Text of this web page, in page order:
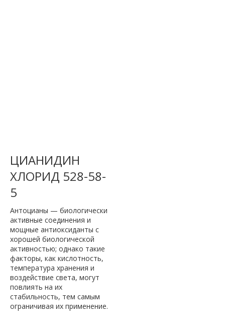
ЦИАНИДИН
ХЛОРИД 528-58-
5
Антоцианы — биологически
активные соединения и
мощные антиоксиданты с
хорошей биологической
активностью; однако такие
факторы, как кислотность,
температура хранения и
воздействие света, могут
повлиять на их
стабильность, тем самым
ограничивая их применение.